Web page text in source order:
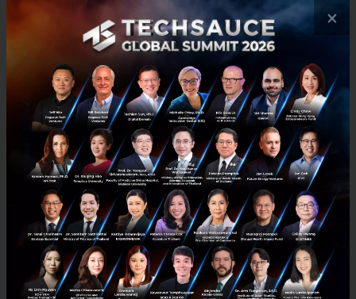
จ้างหรือคุณภาพชีวิตของคนทำงาน
Oren Cass เสริมว่า เทคโนโลยีไม่ดีหรือร้ายในตัวมัน
เอง ผลลัพธ์ขึ้นอยู่กับ บริบทและกติกาที่สังคมออกแบบไว้
หากระบบจูงใจให้บริษัททำกำไรด้วยการตัดคนออก AI จะ
สร้างกำไรระยะสั้น แต่บ่อนทำลายความมั่งคั่งของสังคมใน
ระยะยาว ตรงกันข้าม หากกติกาทำให้การลงทุนในคน การ
สร้างงานใหม่ และการยกระดับผลิตภาพแรงงานเป็นเส้น
ทางกำไรที่คุ้มค่าAI ก็อาจกลายเป็นฐานสำคัญของ
‘ชนชั้นกลางยุคใหม่’ ได้
เศรษฐกิจที่ยั่งยืน ต้องเริ่มจากคนทำงาน
×